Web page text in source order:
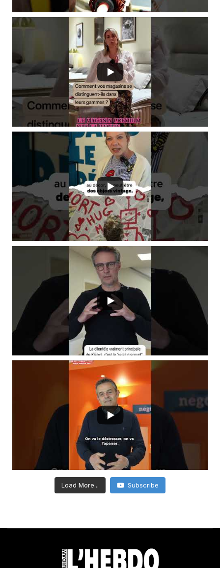
Load More... Subscribe